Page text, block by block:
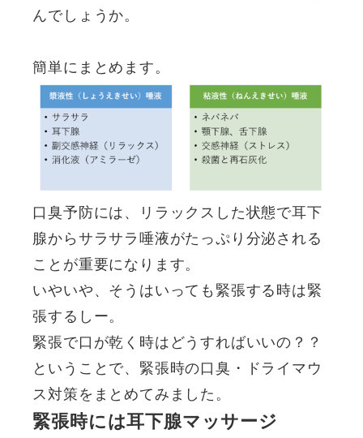
んでしょうか。
簡単にまとめます。
口臭予防には、リラックスした状態で耳下
腺からサラサラ唾液がたっぷり分泌される
ことが重要になります。
いやいや、そうはいっても緊張する時は緊
張するしー。
緊張で口が乾く時はどうすればいいの？？
ということで、緊張時の口臭・ドライマウ
ス対策をまとめてみました。
緊張時には耳下腺マッサージ